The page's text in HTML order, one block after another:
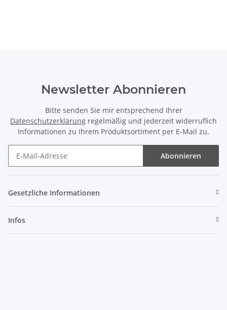
Newsletter Abonnieren
Bitte senden Sie mir entsprechend Ihrer
Datenschutzerklärung regelmäßig und jederzeit widerruflich
Informationen zu Ihrem Produktsortiment per E-Mail zu.
Abonnieren
Gesetzliche Informationen
Infos